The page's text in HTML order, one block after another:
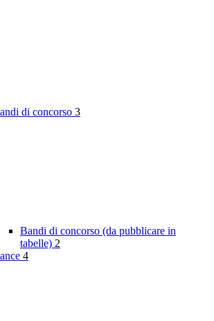
di concorso 3
Bandi di concorso (da pubblicare in
tabelle) 2
4